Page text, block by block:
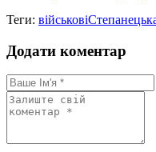
Теги: військові
Додати коментар